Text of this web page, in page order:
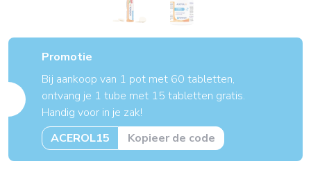
Promotie
Bij aankoop van 1 pot met 60 tabletten,
ontvang je 1 tube met 15 tabletten gratis.
Handig voor in je zak!
ACEROL15
Kopieer de code